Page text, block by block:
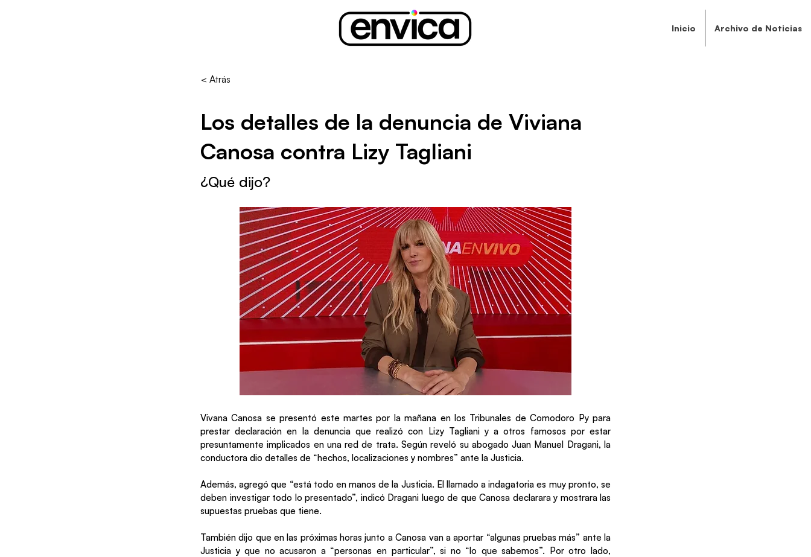
Inicio Archivo de Noticias
< Atrás
Los detalles de la denuncia de Viviana
Canosa contra Lizy Tagliani
¿Qué dijo?
Vivana Canosa se presentó este martes por la mañana en los Tribunales de Comodoro Py para
prestar declaración en la denuncia que realizó con Lizy Tagliani y a otros famosos por estar
presuntamente implicados en una red de trata. Según reveló su abogado Juan Manuel Dragani, la
conductora dio detalles de “hechos, localizaciones y nombres” ante la Justicia.
Además, agregó que “está todo en manos de la Justicia. El llamado a indagatoria es muy pronto, se
deben investigar todo lo presentado”, indicó Dragani luego de que Canosa declarara y mostrara las
supuestas pruebas que tiene.
También dijo que en las próximas horas junto a Canosa van a aportar “algunas pruebas más” ante la
Justicia y que no acusaron a “personas en particular”, si no “lo que sabemos”. Por otro lado,